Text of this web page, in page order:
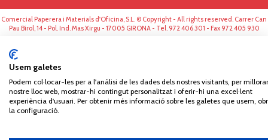
Comercial Paperera i Materials d'Oficina, S.L. © Copyright - All rights reserved. Carrer Can
Pau Birol, 14 - Pol. Ind. Mas Xirgu - 17005 GIRONA - Tel. 972 406 301 - Fax 972 405 930
Usem galetes
Podem col·locar-les per a l'anàlisi de les dades dels nostres visitants, per
nostre lloc web, mostrar-hi contingut personalitzat i oferir-hi una excel·lent
experiència d'usuari. Per obtenir més informació sobre les galetes que usem,
la configuració.